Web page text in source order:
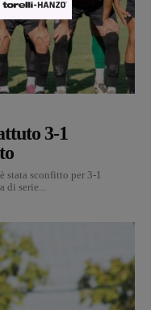
3-1
stata sconfitto per 3-1
serie...